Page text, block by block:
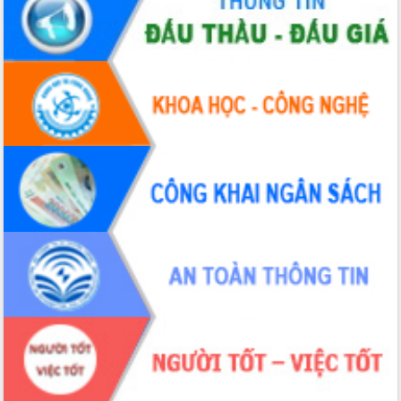
Hội thảo khoa học “Giải pháp thúc đẩy
phát triển nền kinh tế xanh tại tỉnh
Đắk Lắk”
Tăng cường giám sát, đôn đốc thực
hiện nhiệm vụ quản lý tài sản công
hàng tuần
Tháo gỡ những vướng mắc, đẩy mạnh
công tác cải cách thủ tục hành chính
tại Trung tâm Phục vụ hành chính
công tỉnh
Đắk Lắk: Tôn vinh 46 giải pháp tại Hội
thi Sáng tạo Kỹ thuật 2024 - 2025
Đắk Lắk rà soát, điều chỉnh Đề án 190
về phát triển nuôi trồng thủy sản
Phó Chủ tịch UBND tỉnh Đắk Lắk
Trương Công Thái kiểm tra thực địa
Dự án cao tốc Khánh Hòa - Buôn Ma
Thuột
Định vị cà phê Việt Nam như một “di
sản sống” trong dòng chảy toàn cầu